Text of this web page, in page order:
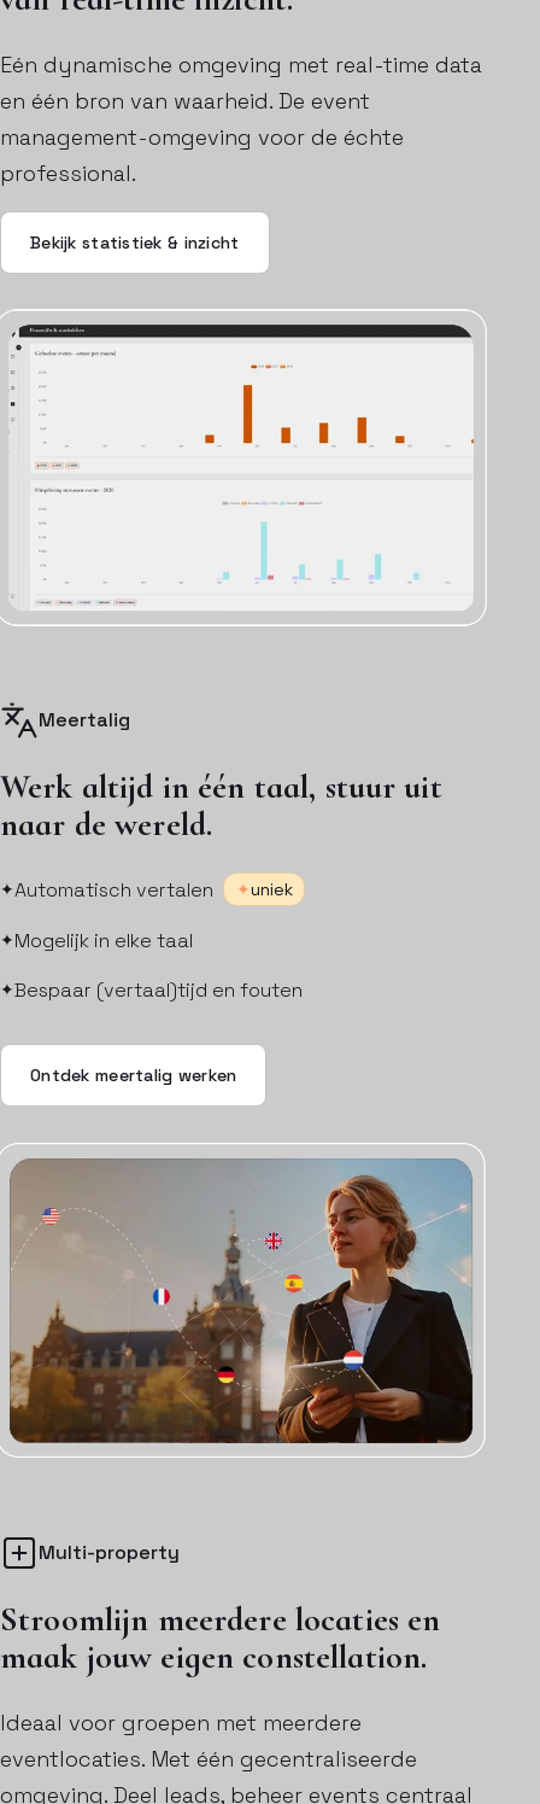
Eén dynamische omgeving met real-time data
en één bron van waarheid. De event
management-omgeving voor de échte
professional.
Bekijk statistiek & inzicht
Meertalig
Werk altijd in één taal, stuur uit
naar de wereld.
Automatisch vertalen uniek
Mogelijk in elke taal
Bespaar (vertaal)tijd en fouten
Ontdek meertalig werken
Multi-property
Stroomlijn meerdere locaties en
maak jouw eigen constellation.
Ideaal voor groepen met meerdere
eventlocaties. Met één gecentraliseerde
omgeving. Deel leads, beheer events centraal